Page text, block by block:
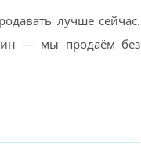
лучше сейчас.
— мы продаём без